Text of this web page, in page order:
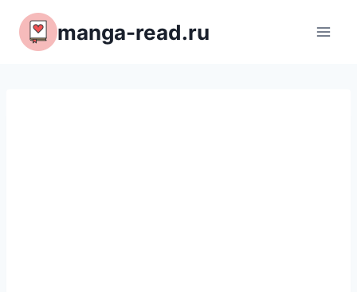
Перейти
содержимому
manga-read.ru